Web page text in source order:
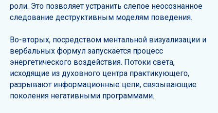
роли. Это позволяет устранить слепое неосознанное
следование деструктивным моделям поведения.
Во-вторых, посредством ментальной визуализации и
вербальных формул запускается процесс
энергетического воздействия. Потоки света,
исходящие из духовного центра практикующего,
разрывают информационные цепи, связывающие
поколения негативными программами.